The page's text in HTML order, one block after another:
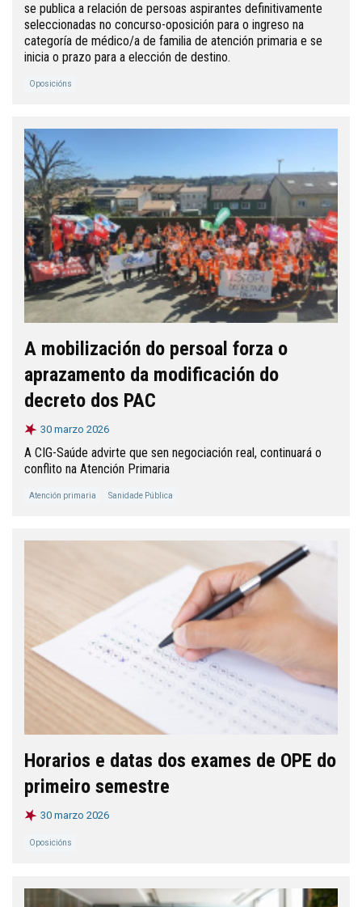
se publica a relación de persoas aspirantes definitivamente
seleccionadas no concurso-oposición para o ingreso na
categoría de médico/a de familia de atención primaria e se
inicia o prazo para a elección de destino.
Oposicións
A mobilización do persoal forza o
aprazamento da modificación do
decreto dos PAC
30 marzo 2026
A CIG-Saúde advirte que sen negociación real, continuará o
conflito na Atención Primaria
Atención primaria Sanidade Pública
Horarios e datas dos exames de OPE do
primeiro semestre
30 marzo 2026
Oposicións